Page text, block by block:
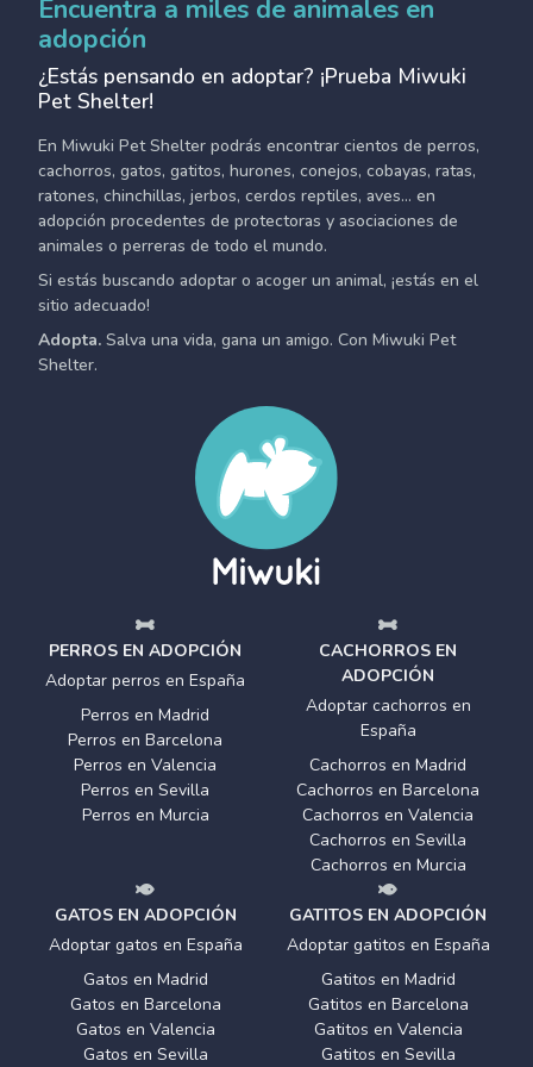
Encuentra a miles de animales en
adopción
¿Estás pensando en adoptar? ¡Prueba Miwuki
Pet Shelter!
En Miwuki Pet Shelter podrás encontrar cientos de perros,
cachorros, gatos, gatitos, hurones, conejos, cobayas, ratas,
ratones, chinchillas, jerbos, cerdos reptiles, aves... en
adopción procedentes de protectoras y asociaciones de
animales o perreras de todo el mundo.
Si estás buscando adoptar o acoger un animal, ¡estás en el
sitio adecuado!
Adopta. Salva una vida, gana un amigo. Con Miwuki Pet
Shelter.
PERROS EN ADOPCIÓN
Adoptar perros en España
Perros en Madrid
Perros en Barcelona
Perros en Valencia
Perros en Sevilla
Perros en Murcia
CACHORROS EN
ADOPCIÓN
Adoptar cachorros en
España
Cachorros en Madrid
Cachorros en Barcelona
Cachorros en Valencia
Cachorros en Sevilla
Cachorros en Murcia
GATOS EN ADOPCIÓN
Adoptar gatos en España
Gatos en Madrid
Gatos en Barcelona
Gatos en Valencia
Gatos en Sevilla
GATITOS EN ADOPCIÓN
Adoptar gatitos en España
Gatitos en Madrid
Gatitos en Barcelona
Gatitos en Valencia
Gatitos en Sevilla